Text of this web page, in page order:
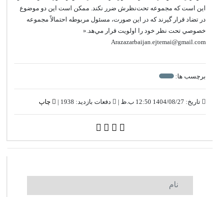
اين است که مجموعه تحت‌نظرش ضرر نکند. ممکن است اين دو موضوع
در تضاد قرار گيرند که در اين صورت، مسئول مربوطه احتمالاً مجموعه
خصوصي تحت نظر خود را اولويت قرار مي‌هد.«
Arazazarbaijan.ejtemai@gmail.com
برچسب ها:
تاریخ: 1404/08/27 12:50 ب.ظ | دفعات بازدید: 1938 | چاپ